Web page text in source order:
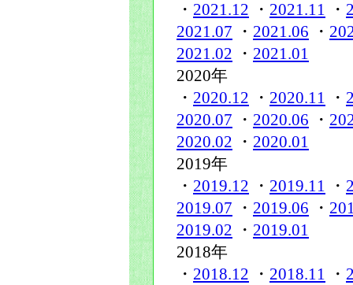
・ 2021.12 ・ 2021.11 ・
2021.07 ・ 2021.06 ・
2021.02 ・ 2021.01
2020年
・ 2020.12 ・ 2020.11 ・
2020.07 ・ 2020.06 ・
2020.02 ・ 2020.01
2019年
・ 2019.12 ・ 2019.11 ・
2019.07 ・ 2019.06 ・
2019.02 ・ 2019.01
2018年
・ 2018.12 ・ 2018.11 ・